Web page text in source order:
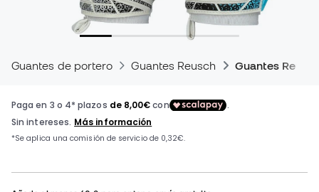
Guantes de portero Guantes Reusch Guantes